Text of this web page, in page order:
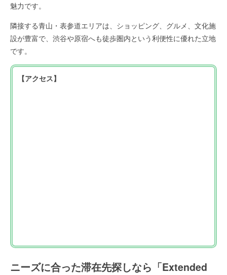
魅力です。
隣接する青山・表参道エリアは、ショッピング、グルメ、文化施
設が豊富で、渋谷や原宿へも徒歩圏内という利便性に優れた立地
です。
【アクセス】
ニーズに合った滞在先探しなら「Extended